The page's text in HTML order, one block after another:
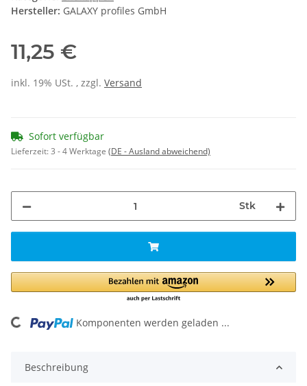
Hersteller: GALAXY profiles GmbH
11,25 €
inkl. 19% USt. , zzgl. Versand
Sofort verfügbar
Lieferzeit:3 - 4 Werktage (DE - Ausland abweichend)
Stk
Loading... Komponenten werden geladen ...
Beschreibung